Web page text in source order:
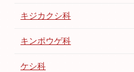
キジカクシ科
キンポウゲ科
ケシ科